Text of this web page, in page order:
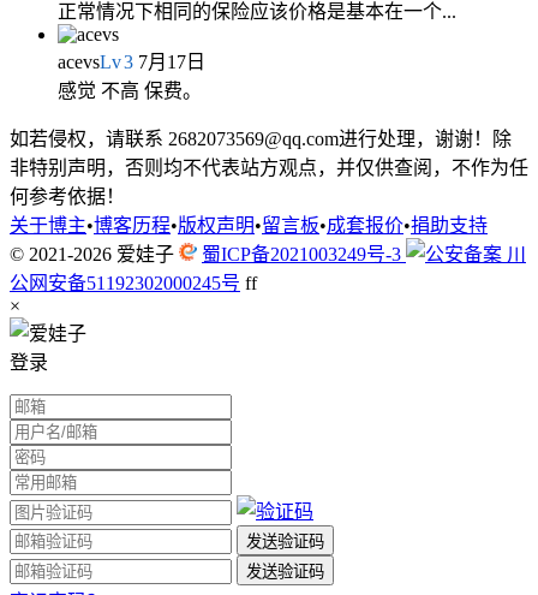
正常情况下相同的保险应该价格是基本在一个...
acevsLv3 7月17日
感觉 不高 保费。
如若侵权，请联系 2682073569@qq.com进行处理，谢谢！除
非特别声明，否则均不代表站方观点，并仅供查阅，不作为任
何参考依据！
关于博主•博客历程•版权声明•留言板•成套报价•捐助支持
© 2021-2026 爱娃子 蜀ICP备2021003249号-3
川
公网安备51192302000245号 ff
×
登录